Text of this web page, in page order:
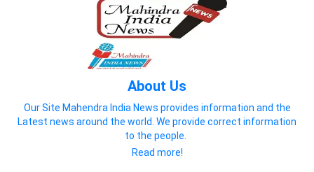
About Us
Our Site Mahendra India News provides information and the
Latest news around the world. We provide correct information
to the people.
Read more!